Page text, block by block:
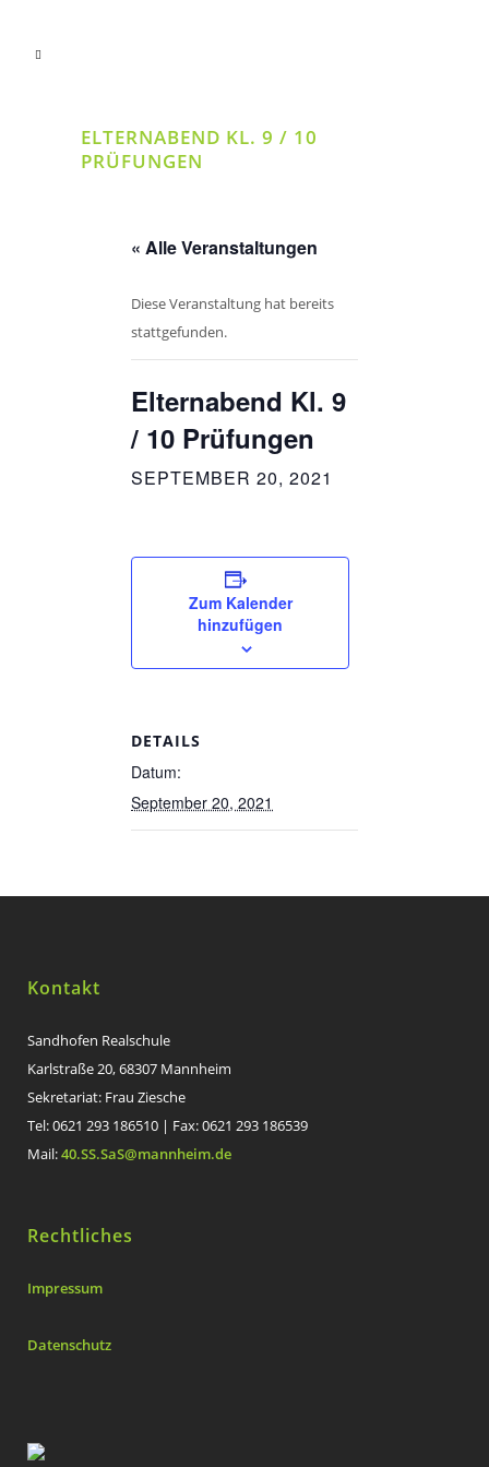
ELTERNABEND KL. 9 / 10
PRÜFUNGEN
« Alle Veranstaltungen
Diese Veranstaltung hat bereits
stattgefunden.
Elternabend Kl. 9
/ 10 Prüfungen
SEPTEMBER 20, 2021
Zum Kalender
hinzufügen
DETAILS
Datum:
September 20, 2021
Kontakt
Sandhofen Realschule
Karlstraße 20, 68307 Mannheim
Sekretariat: Frau Ziesche
Tel: 0621 293 186510 | Fax: 0621 293 186539
Mail:40.SS.SaS@mannheim.de
Rechtliches
Impressum
Datenschutz